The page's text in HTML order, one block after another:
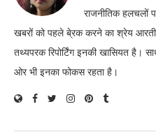
राजनीतिक हलचलों
खबरों को पहले बे्रक करने का श्रेय आरती
तथ्यपरक रिपोर्टिंग इनकी खासियत है।
ओर भी इनका फोकस रहता है।